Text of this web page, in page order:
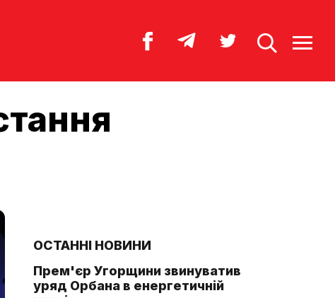
ОСТАННІ НОВИНИ
Прем'єр Угорщини звинуватив
уряд Орбана в енергетичній